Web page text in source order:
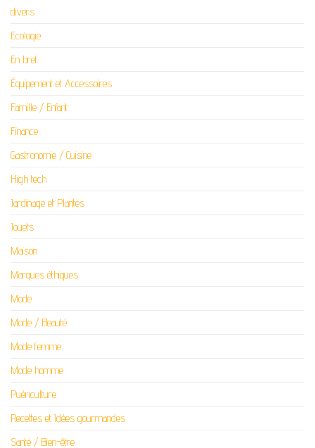
divers
Ecologie
En bref
Équipement et Accessoires
Famille / Enfant
Finance
Gastronomie / Cuisine
High tech
Jardinage et Plantes
Jouets
Maison
Marques éthiques
Mode
Mode / Beauté
Mode femme
Mode homme
Puériculture
Recettes et Idées gourmandes
Santé / Bien-être